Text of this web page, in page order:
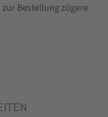
Bestellung zögere